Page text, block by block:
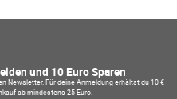
und 10 Euro Sparen
Newsletter. Für deine Anmeldung erhältst du 10 €
ab mindestens 25 Euro.